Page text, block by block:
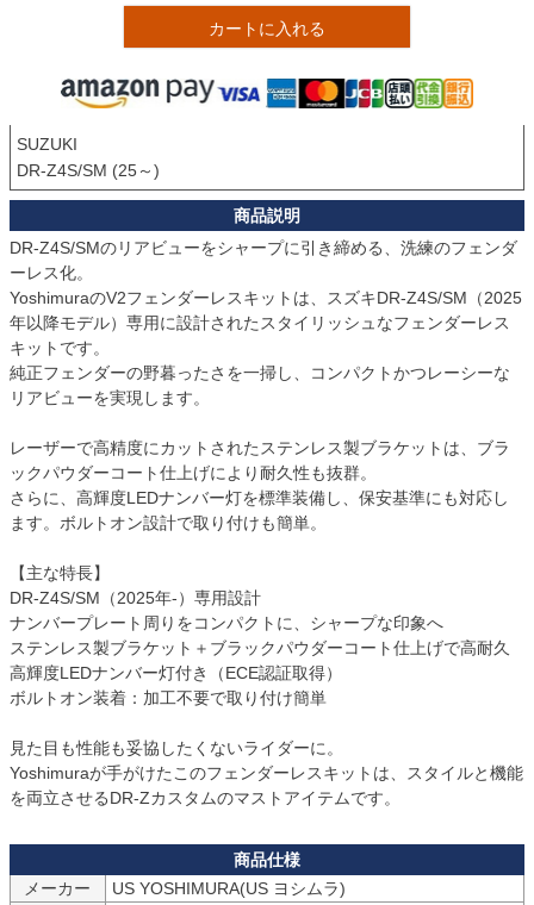
カートに入れる
SUZUKI
DR-Z4S/SM (25～)
DR-Z4S/SMのリアビューをシャープに引き締める、洗練のフェンダ
ーレス化。
YoshimuraのV2フェンダーレスキットは、スズキDR-Z4S/SM（2025
年以降モデル）専用に設計されたスタイリッシュなフェンダーレス
キットです。
純正フェンダーの野暮ったさを一掃し、コンパクトかつレーシーな
リアビューを実現します。
レーザーで高精度にカットされたステンレス製ブラケットは、ブラ
ックパウダーコート仕上げにより耐久性も抜群。
さらに、高輝度LEDナンバー灯を標準装備し、保安基準にも対応し
ます。ボルトオン設計で取り付けも簡単。
【主な特長】
DR-Z4S/SM（2025年-）専用設計
ナンバープレート周りをコンパクトに、シャープな印象へ
ステンレス製ブラケット＋ブラックパウダーコート仕上げで高耐久
高輝度LEDナンバー灯付き（ECE認証取得）
ボルトオン装着：加工不要で取り付け簡単
見た目も性能も妥協したくないライダーに。
Yoshimuraが手がけたこのフェンダーレスキットは、スタイルと機能
を両立させるDR-Zカスタムのマストアイテムです。
メーカー
US YOSHIMURA(US ヨシムラ)